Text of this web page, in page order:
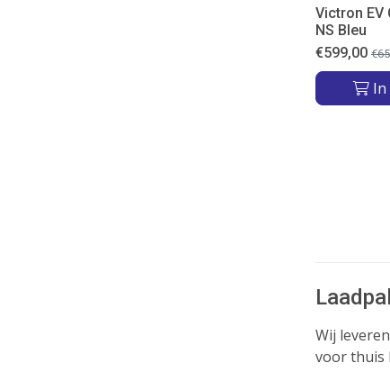
Victron EV
NS Bleu
€599,00 €
In
Wij
voor thuis